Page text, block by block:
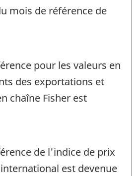
mois de référence de
pour les valeurs en
des exportations et
chaîne Fisher est
de l'indice de prix
est devenue